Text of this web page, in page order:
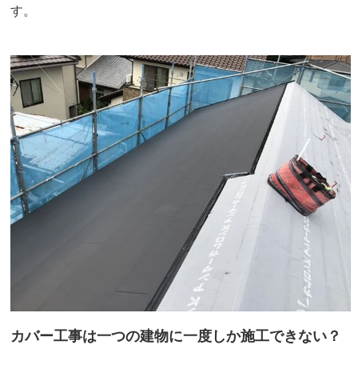
す。
カバー工事は一つの建物に一度しか施工できない？